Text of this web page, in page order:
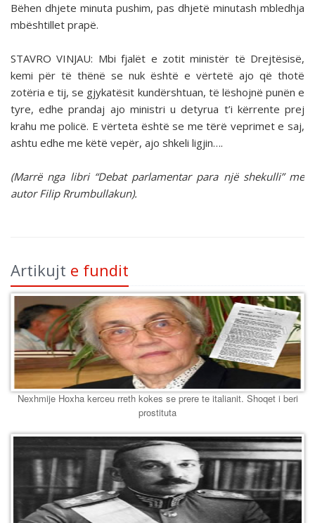
Bëhen dhjete minuta pushim, pas dhjetë minutash mbledhja
mbështillet prapë.
STAVRO VINJAU: Mbi fjalët e zotit ministër të Dre­jtësisë,
kemi për të thënë se nuk është e vërtetë ajo që thotë
zotëria e tij, se gjykatësit kundërshtuan, të lëshojnë punën e
tyre, edhe prandaj ajo ministri u detyrua t’i kërrente prej
krahu me policë. E vërteta është se me tërë veprimet e saj,
ashtu edhe me këtë vepër, ajo shkeli ligjin….
(Marrë nga libri “Debat parlamentar para një shekulli” me
autor Filip Rrumbullakun).
Artikujt e fundit
Nexhmije Hoxha kerceu rreth kokes se prere te italianit. Shoqet i beri
prostituta